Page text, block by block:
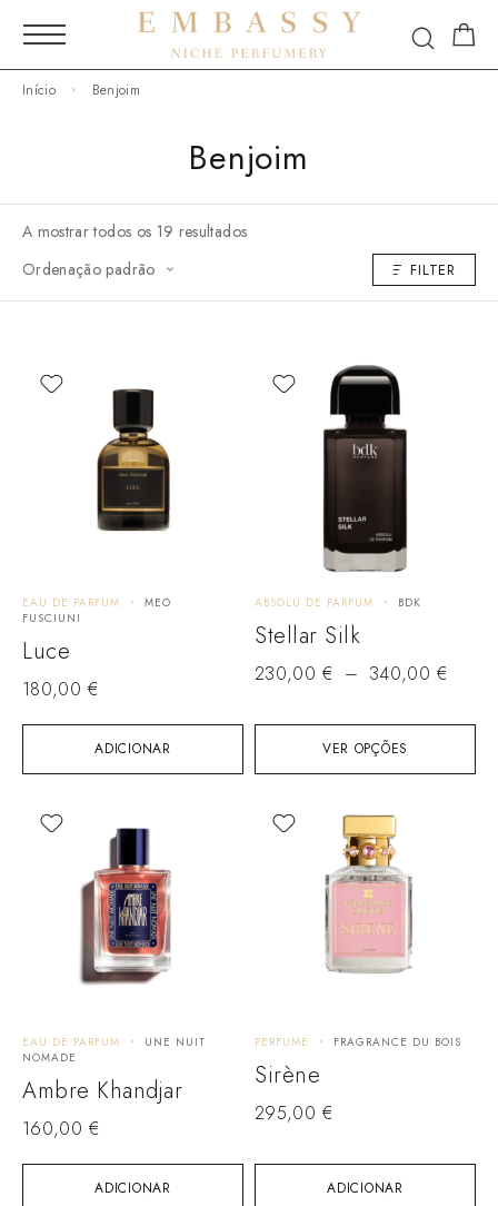
Início Benjoim
Benjoim
A mostrar todos os 19 resultados
Ordenação padrão
FILTER
ADICIONAR
EAU DE PARFUM
MEO
FUSCIUNI
Luce
180,00 €
VER OPÇÕES
ABSOLU DE PARFUM BDK
Stellar Silk
230,00 € – 340,00 €
ADICIONAR
EAU DE PARFUM
UNE NUIT
NOMADE
Ambre Khandjar
160,00 €
ADICIONAR
PERFUME FRAGRANCE DU BOIS
Sirène
295,00 €